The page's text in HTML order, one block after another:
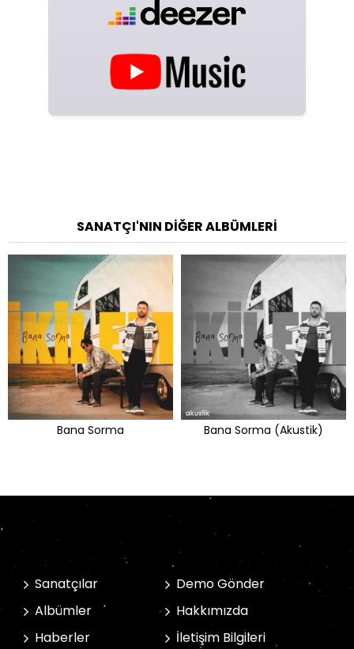
SANATÇI'NIN DIĞER ALBÜMLERI
Bana Sorma Bana Sorma (Akustik)
Sanatçılar
Albümler
Haberler
Demo Gönder
Hakkımızda
İletişim Bilgileri